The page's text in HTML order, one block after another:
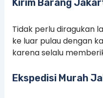
Kirim Barang
Tidak perlu diragukan
ke luar pulau dengan
karena selalu
Ekspedisi Murah